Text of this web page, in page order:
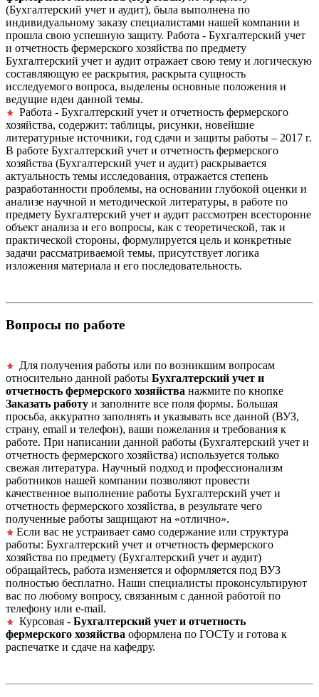
(Бухгалтерский учет и аудит), была выполнена по
индивидуальному заказу специалистами нашей компании и
прошла свою успешную защиту. Работа - Бухгалтерский учет
и отчетность фермерского хозяйства по предмету
Бухгалтерский учет и аудит отражает свою тему и логическую
составляющую ее раскрытия, раскрыта сущность
исследуемого вопроса, выделены основные положения и
ведущие идеи данной темы.
Работа - Бухгалтерский учет и отчетность фермерского
хозяйства, содержит: таблицы, рисунки, новейшие
литературные источники, год сдачи и защиты работы – 2017 г.
В работе Бухгалтерский учет и отчетность фермерского
хозяйства (Бухгалтерский учет и аудит) раскрывается
актуальность темы исследования, отражается степень
разработанности проблемы, на основании глубокой оценки и
анализе научной и методической литературы, в работе по
предмету Бухгалтерский учет и аудит рассмотрен всесторонне
объект анализа и его вопросы, как с теоретической, так и
практической стороны, формулируется цель и конкретные
задачи рассматриваемой темы, присутствует логика
изложения материала и его последовательность.
Вопросы по работе
Для получения работы или по возникшим вопросам
относительно данной работы Бухгалтерский учет и
отчетность фермерского хозяйства нажмите по кнопке
Заказать работу и заполните все поля формы. Большая
просьба, аккуратно заполнять и указывать все данной (ВУЗ,
страну, email и телефон), ваши пожелания и требования к
работе. При написании данной работы (Бухгалтерский учет и
отчетность фермерского хозяйства) используется только
свежая литература. Научный подход и профессионализм
работников нашей компании позволяют провести
качественное выполнение работы Бухгалтерский учет и
отчетность фермерского хозяйства, в результате чего
полученные работы защищают на «отлично».
Если вас не устраивает само содержание или структура
работы: Бухгалтерский учет и отчетность фермерского
хозяйства по предмету (Бухгалтерский учет и аудит)
обращайтесь, работа изменяется и оформляется под ВУЗ
полностью бесплатно. Наши специалисты проконсультируют
вас по любому вопросу, связанным с данной работой по
телефону или e-mail.
Курсовая - Бухгалтерский учет и отчетность
фермерского хозяйства оформлена по ГОСТу и готова к
распечатке и сдаче на кафедру.